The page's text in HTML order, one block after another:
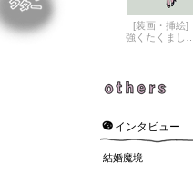
[装画・挿絵]
強くたくまし
インタビュー
結婚魔境